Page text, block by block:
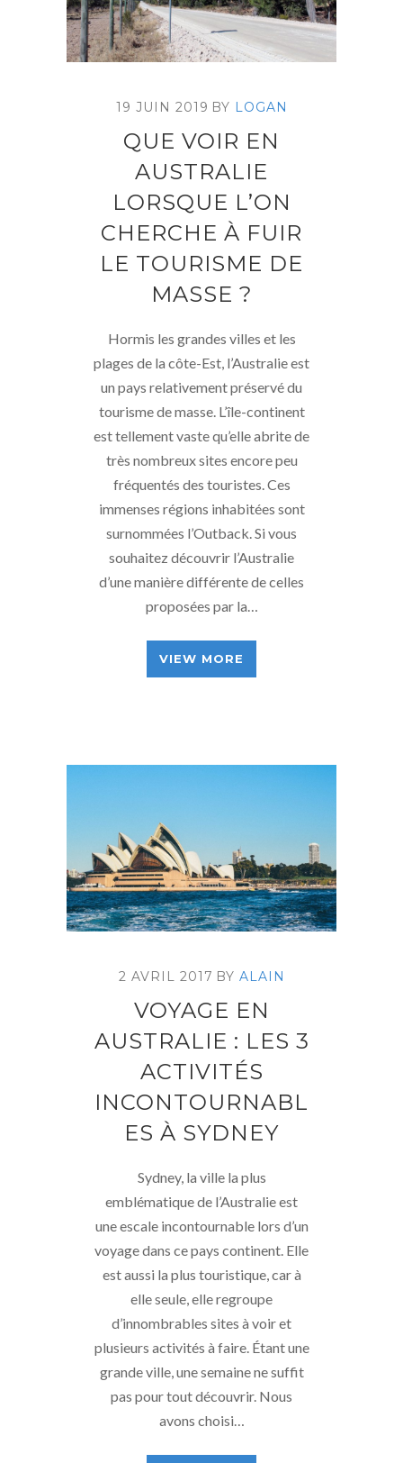
19 JUIN 2019 BY LOGAN
QUE VOIR EN
AUSTRALIE
LORSQUE L’ON
CHERCHE À FUIR
LE TOURISME DE
MASSE ?
Hormis les grandes villes et les
plages de la côte-Est, l’Australie est
un pays relativement préservé du
tourisme de masse. L’île-continent
est tellement vaste qu’elle abrite de
très nombreux sites encore peu
fréquentés des touristes. Ces
immenses régions inhabitées sont
surnommées l’Outback. Si vous
souhaitez découvrir l’Australie
d’une manière différente de celles
proposées par la…
VIEW MORE
2 AVRIL 2017 BY ALAIN
VOYAGE EN
AUSTRALIE : LES 3
ACTIVITÉS
INCONTOURNABL
ES À SYDNEY
Sydney, la ville la plus
emblématique de l’Australie est
une escale incontournable lors d’un
voyage dans ce pays continent. Elle
est aussi la plus touristique, car à
elle seule, elle regroupe
d’innombrables sites à voir et
plusieurs activités à faire. Étant une
grande ville, une semaine ne suffit
pas pour tout découvrir. Nous
avons choisi…